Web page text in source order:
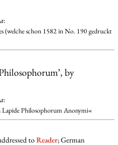
:
(welche schon 1582 in No. 190 gedruckt
by
:
Lapide Philosophorum Anonymi«
toReader; German